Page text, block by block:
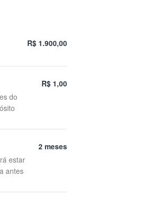
R$ 1.900,00
do
R$ 1,00
estar
antes
2 meses